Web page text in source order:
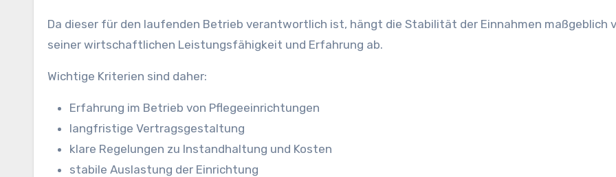
Da dieser für den laufenden Betrieb verantwortlich ist, hängt die Stabilität der Einnahmen maßgeblich
seiner wirtschaftlichen Leistungsfähigkeit und Erfahrung ab.
Wichtige Kriterien sind daher:
Erfahrung im Betrieb von Pflegeeinrichtungen
langfristige Vertragsgestaltung
klare Regelungen zu Instandhaltung und Kosten
stabile Auslastung der Einrichtung